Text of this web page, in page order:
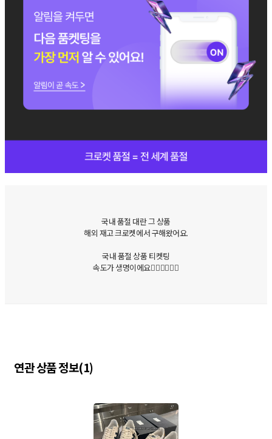
국내 품절 대란 그 상품
해외 재고 크로켓에서 구해왔어요.
국내 품절 상품 티켓팅
속도가 생명이에요🏃🏻‍♀️🏃🏻‍♂️
연관 상품 정보(1)